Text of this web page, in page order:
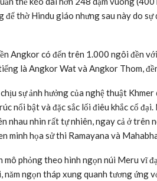
để thờ Hindu giáo nhưng sau này do
Angkor có đến trên 1.000 ngôi đền
là Angkor Wat và Angkor Thom,
sự ảnh hưởng của nghệ thuật
nổi bật và đặc sắc lối điêu khắc cổ
nhau nhìn rất tự nhiên, ngay cả ở
minh họa sử thi Ramayana và
mô phỏng theo hình ngọn núi Meru vĩ
năm ngọn tháp xung quanh tương ứng